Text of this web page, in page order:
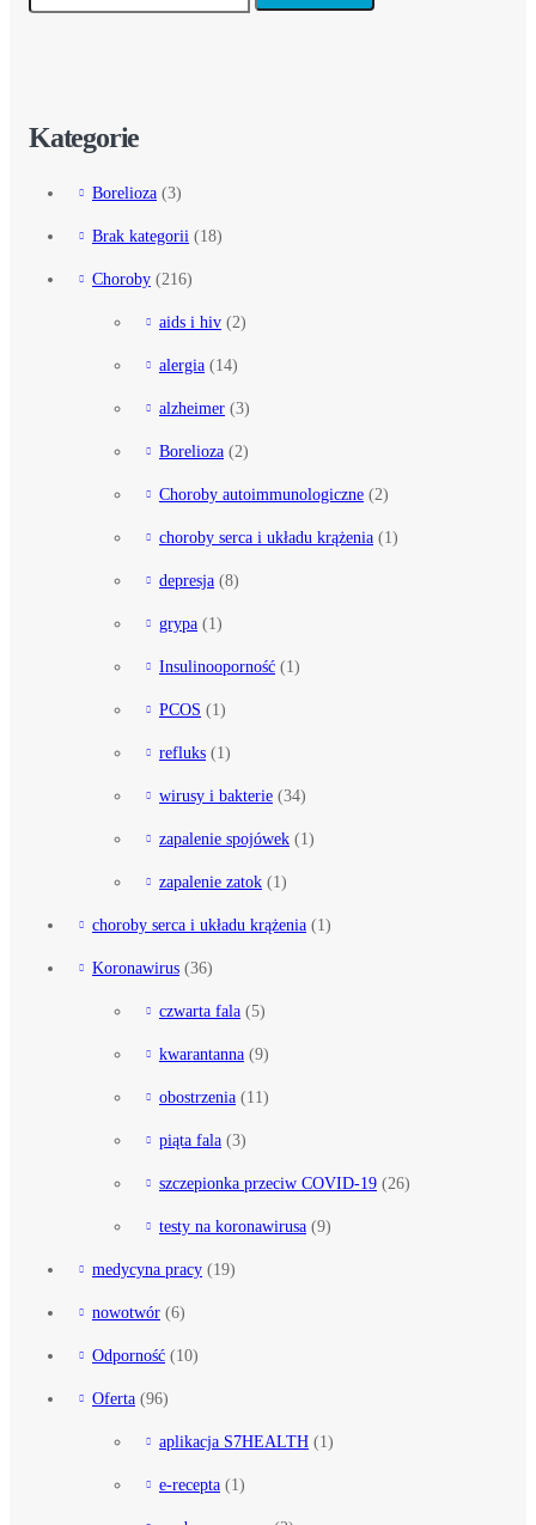
Kategorie
Borelioza (3)
Brak kategorii (18)
Choroby (216)
aids i hiv (2)
alergia (14)
alzheimer (3)
Borelioza (2)
Choroby autoimmunologiczne (2)
choroby serca i układu krążenia (1)
depresja (8)
grypa (1)
Insulinooporność (1)
PCOS (1)
refluks (1)
wirusy i bakterie (34)
zapalenie spojówek (1)
zapalenie zatok (1)
choroby serca i układu krążenia (1)
Koronawirus (36)
czwarta fala (5)
kwarantanna (9)
obostrzenia (11)
piąta fala (3)
szczepionka przeciw COVID-19 (26)
testy na koronawirusa (9)
medycyna pracy (19)
nowotwór (6)
Odporność (10)
Oferta (96)
aplikacja S7HEALTH (1)
e-recepta (1)